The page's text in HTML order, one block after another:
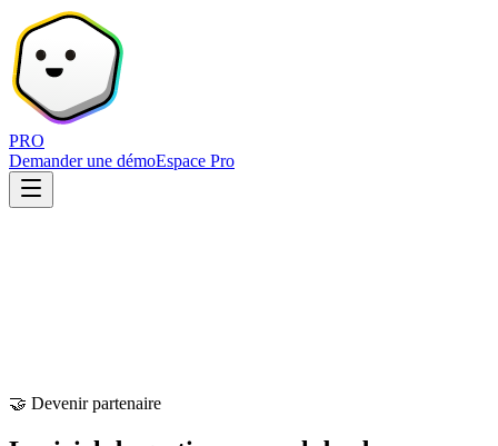
PRO
Demander une démoEspace Pro
🤝 Devenir partenaire